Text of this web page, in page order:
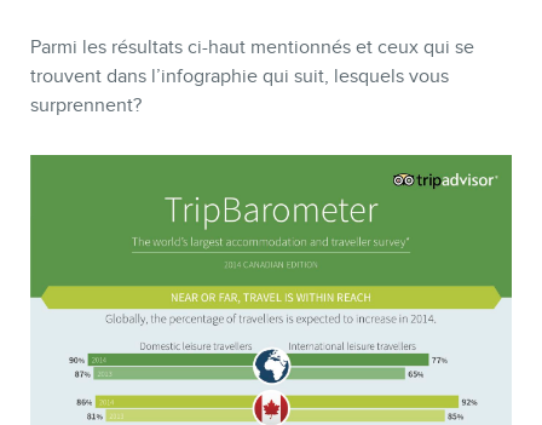
Parmi les résultats ci-haut mentionnés et ceux qui se
trouvent dans l’infographie qui suit, lesquels vous
surprennent?